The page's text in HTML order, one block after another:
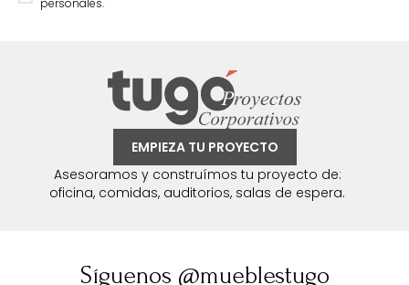
EMPIEZA TU PROYECTO
Asesoramos y construímos tu proyecto de:
oficina, comidas, auditorios, salas de espera.
Síguenos @mueblestugo